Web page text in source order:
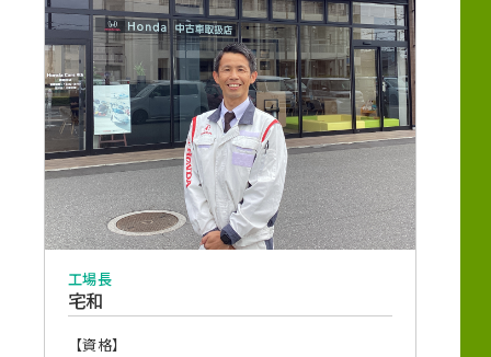
工場長
宅和
【資格】